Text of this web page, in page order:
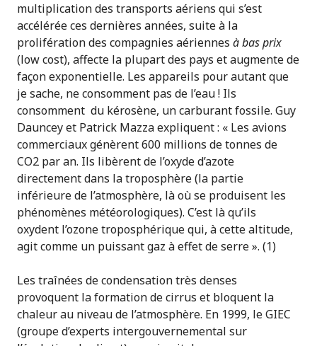
multiplication des transports aériens qui s’est
accélérée ces dernières années, suite à la
prolifération des compagnies aériennes à bas prix
(low cost), affecte la plupart des pays et augmente de
façon exponentielle. Les appareils pour autant que
je sache, ne consomment pas de l’eau ! Ils
consomment du kérosène, un carburant fossile. Guy
Dauncey et Patrick Mazza expliquent : « Les avions
commerciaux génèrent 600 millions de tonnes de
CO2 par an. Ils libèrent de l’oxyde d’azote
directement dans la troposphère (la partie
inférieure de l’atmosphère, là où se produisent les
phénomènes météorologiques). C’est là qu’ils
oxydent l’ozone troposphérique qui, à cette altitude,
agit comme un puissant gaz à effet de serre ». (1)
Les traînées de condensation très denses
provoquent la formation de cirrus et bloquent la
chaleur au niveau de l’atmosphère. En 1999, le GIEC
(groupe d’experts intergouvernemental sur